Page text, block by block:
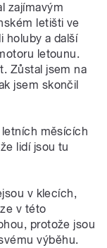
zajímavým
letišti ve
holuby a další
letounu.
Zůstal jsem na
jsem skončil
měsících
lidí jsou tu
v klecích,
v této
protože jsou
výběhu.